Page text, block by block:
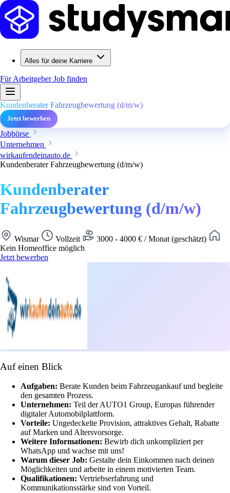
Alles für deine Karriere
Für ArbeitgeberJob finden
Kundenberater Fahrzeugbewertung (d/m/w)
Jetzt bewerben
Jobbörse
Unternehmen
wirkaufendeinauto.de
Kundenberater Fahrzeugbewertung (d/m/w)
Kundenberater
Fahrzeugbewertung (d/m/w)
Wismar Vollzeit
3000 - 4000 € / Monat (geschätzt)
Kein Homeoffice möglich
Jetzt bewerben
Auf einen Blick
Aufgaben: Berate Kunden beim Fahrzeugankauf und begleite
den gesamten Prozess.
Unternehmen: Teil der AUTO1 Group, Europas führender
digitaler Automobilplattform.
Vorteile: Ungedeckelte Provision, attraktives Gehalt, Rabatte
auf Marken und Altersvorsorge.
Weitere Informationen: Bewirb dich unkompliziert per
WhatsApp und wachse mit uns!
Warum dieser Job: Gestalte dein Einkommen nach deinen
Möglichkeiten und arbeite in einem motivierten Team.
Qualifikationen: Vertriebserfahrung und
Kommunikationsstärke sind von Vorteil.